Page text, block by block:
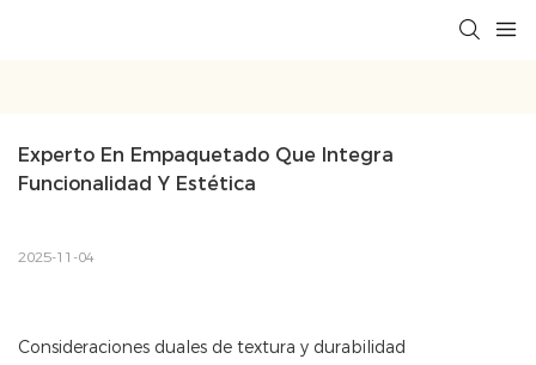
Experto En Empaquetado Que Integra
Funcionalidad Y Estética
2025-11-04
Consideraciones duales de textura y durabilidad